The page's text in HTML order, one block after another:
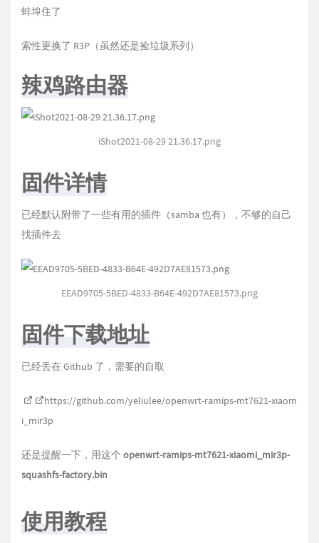
蚌埠住了
索性更换了 R3P（虽然还是捡垃圾系列）
辣鸡路由器
iShot2021-08-29 21.36.17.png
固件详情
已经默认附带了一些有用的插件（samba 也有），不够的自己
找插件去
EEAD9705-5BED-4833-B64E-492D7AE81573.png
固件下载地址
已经丢在 Github 了，需要的自取
https://github.com/yeliulee/openwrt-ramips-mt7621-xiaom
i_mir3p
还是提醒一下，用这个 openwrt-ramips-mt7621-xiaomi_mir3p-
squashfs-factory.bin
使用教程